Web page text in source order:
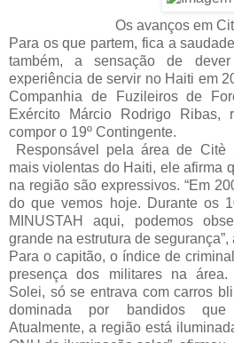
Os avanços em
Para os que partem, fica a
também, a sensação de
experiência de servir no Haiti em
Companhia de Fuzileiros de
Exército Márcio Rodrigo Ribas,
compor o 19º Contingente.
Responsável pela área de Citè
mais violentas do Haiti, ele afirma
na região são expressivos. “Em
do que vemos hoje. Durante os
MINUSTAH aqui, podemos
grande na estrutura de segurança”,
Para o capitão, o índice de
presença dos militares na área.
Solei, só se entrava com carros
dominada por bandidos que
Atualmente, a região está